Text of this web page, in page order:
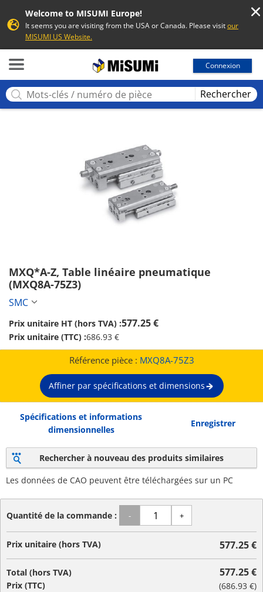
Welcome to MISUMI Europe!
It seems you are visiting from the USA or Canada. Please visitour
MISUMI US Website.
Connexion
Rechercher
MXQ*A-Z, Table linéaire pneumatique
(MXQ8A-75Z3)
SMC
Prix unitaire HT (hors TVA) :577.25 €
Prix unitaire (TTC) :686.93 €
Référence pièce : MXQ8A-75Z3
Affiner par spécifications et dimensions
Spécifications et informations
dimensionnelles
Enregistrer
Rechercher à nouveau des produits similaires
Les données de CAO peuvent être téléchargées sur un PC
Quantité de la commande : - +
Prix unitaire (hors TVA) 577.25 €
Total (hors TVA)
Prix (TTC)
577.25 €
(686.93 €)